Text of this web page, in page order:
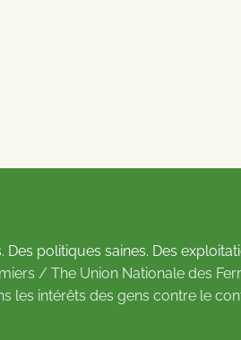
politiques saines. Des
/ The Union Nationale des
les intérêts des gens contre le